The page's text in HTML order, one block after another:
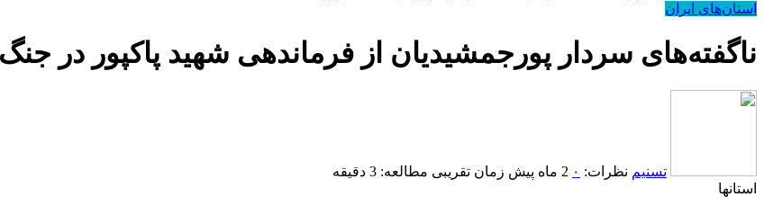
استان‌های ایران
ناگفته‌های سردار پورجمشیدیان از فرماندهی شهید پاکپور در جنگ 33 روزه
تسنیم نظرات: ۰ 2 ماه پیش
زمان تقریبی مطالعه: 3 دقیقه
استانها